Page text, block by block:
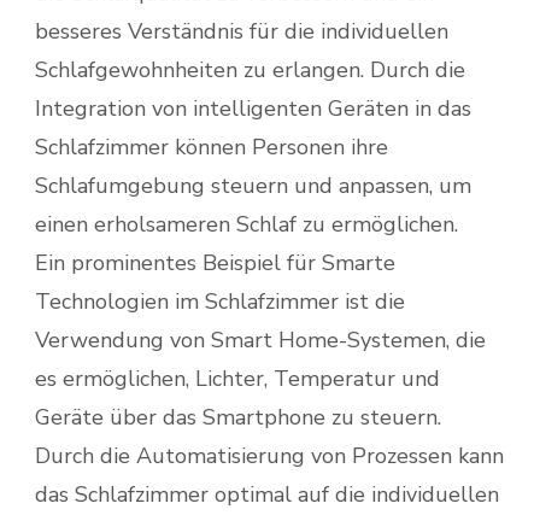
besseres Verständnis für die individuellen
Schlafgewohnheiten zu erlangen. Durch die
Integration von intelligenten Geräten in das
Schlafzimmer können Personen ihre
Schlafumgebung steuern und anpassen, um
einen erholsameren Schlaf zu ermöglichen.
Ein prominentes Beispiel für Smarte
Technologien im Schlafzimmer ist die
Verwendung von Smart Home-Systemen, die
es ermöglichen, Lichter, Temperatur und
Geräte über das Smartphone zu steuern.
Durch die Automatisierung von Prozessen kann
das Schlafzimmer optimal auf die individuellen